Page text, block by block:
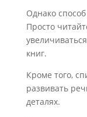
Однако
Просто
книг.
Кроме того,
развивать
деталях.